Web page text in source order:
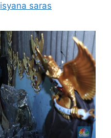
isyana saras